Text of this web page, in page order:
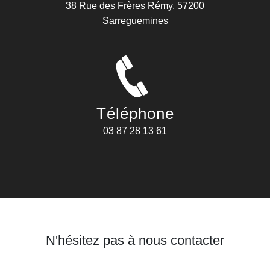
38 Rue des Frères Rémy, 57200
Sarreguemines
Téléphone
03 87 28 13 61
N'hésitez pas à nous contacter